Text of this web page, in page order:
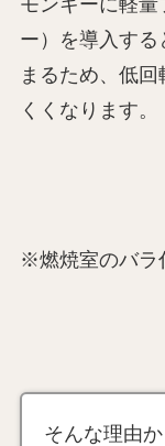
モンキーに軽量
ー）を導入す
まるため、低
くくなります。
※燃焼室のバラ
そんな理由